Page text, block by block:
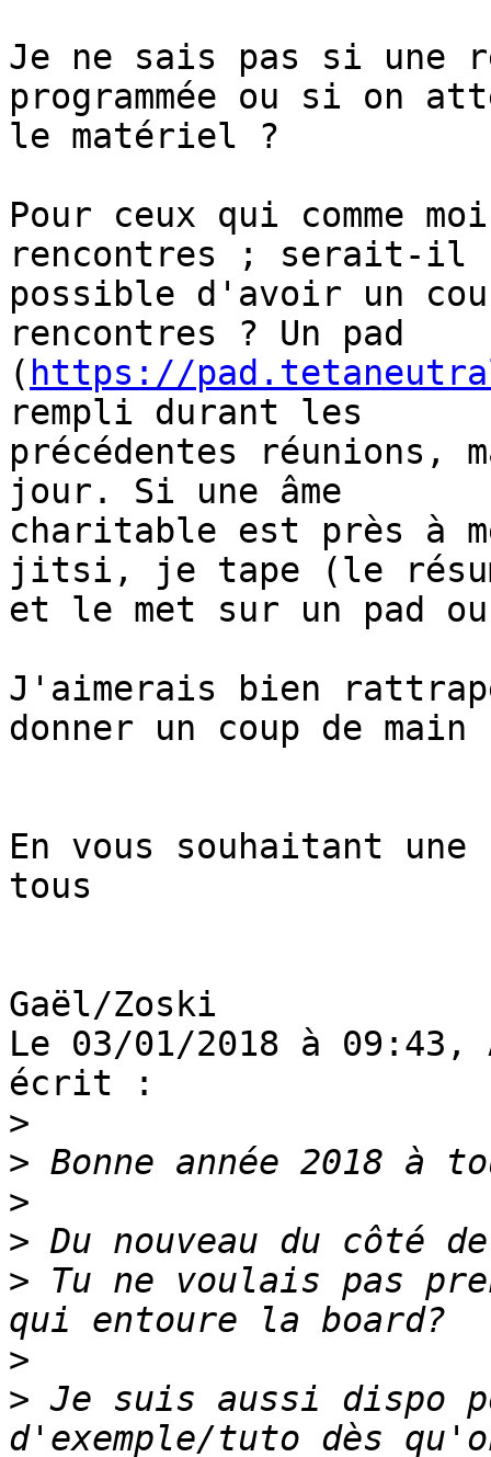
Je ne sais pas si une
programmée ou si on
le matériel ?
Pour ceux qui comme
rencontres ; serait-il
possible d'avoir un
rencontres ? Un pad
( https://
rempli durant les
précédentes réunions,
jour. Si une âme
charitable est près à
jitsi, je tape (le
et le met sur un pad
J'aimerais bien
donner un coup de
En vous souhaitant
tous
Gaël/Zoski
Le 03/01/2018 à 09:43,
écrit :
>
>
>
>
> Tu ne voulais pas
>
> Je suis aussi dispo